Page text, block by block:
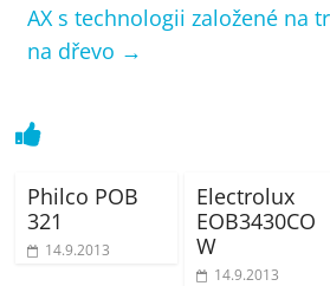
AX s technologii založené na
na dřevo →
Philco POB
321
14.9.2013
Electrolux
EOB3430CO
W
14.9.2013